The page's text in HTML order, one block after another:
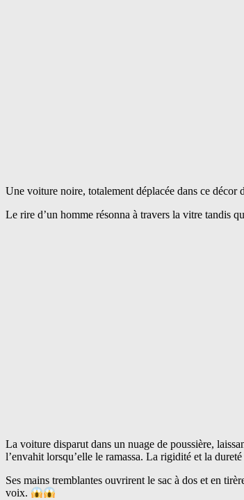
Une voiture noire, totalement déplacée dans ce décor
Le rire d’un homme résonna à travers la vitre tandis
La voiture disparut dans un nuage de poussière,
l’envahit lorsqu’elle le ramassa. La rigidité et la
Ses mains tremblantes ouvrirent le sac à dos et en
voix.